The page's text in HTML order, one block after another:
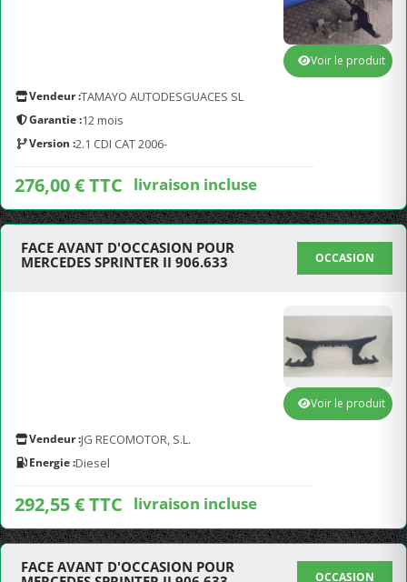
Vendeur :TAMAYO AUTODESGUACES SL
Garantie :12 mois
Version :2.1 CDI CAT 2006-
276,00 € TTC livraison incluse
Voir le produit
FACE AVANT D'OCCASION POUR
MERCEDES SPRINTER II 906.633
OCCASION
Vendeur :JG RECOMOTOR, S.L.
Energie :Diesel
292,55 € TTC livraison incluse
Voir le produit
FACE AVANT D'OCCASION POUR
OCCASION